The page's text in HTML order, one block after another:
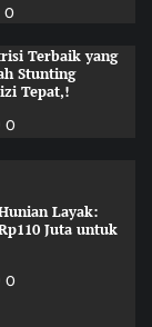
0
Terbaik yang
Stunting
Tepat,!
0
Layak:
Juta untuk
0